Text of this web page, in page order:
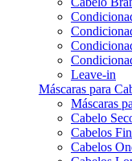
Leave-in
Máscaras para
Máscaras
Cabelo
Cabelos
Cabelos